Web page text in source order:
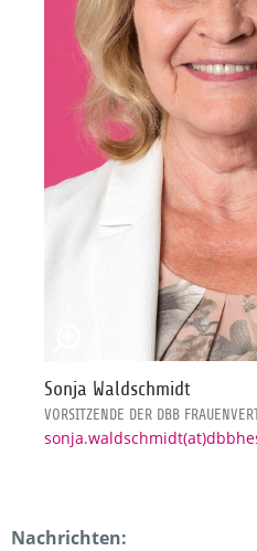
Sonja Waldschmidt
VORSITZENDE DER DBB
Nachrichten: